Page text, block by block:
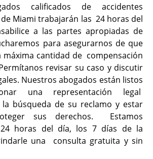
calificados de accidentes
Miami trabajarán las 24 horas del
a las partes apropiadas de
para asegurarnos de que
máxima cantidad de compensación
revisar su caso y discutir
Nuestros abogados están listos
una representación legal
búsqueda de su reclamo y estar
sus derechos. Estamos
horas del día, los 7 días de la
una consulta gratuita y sin